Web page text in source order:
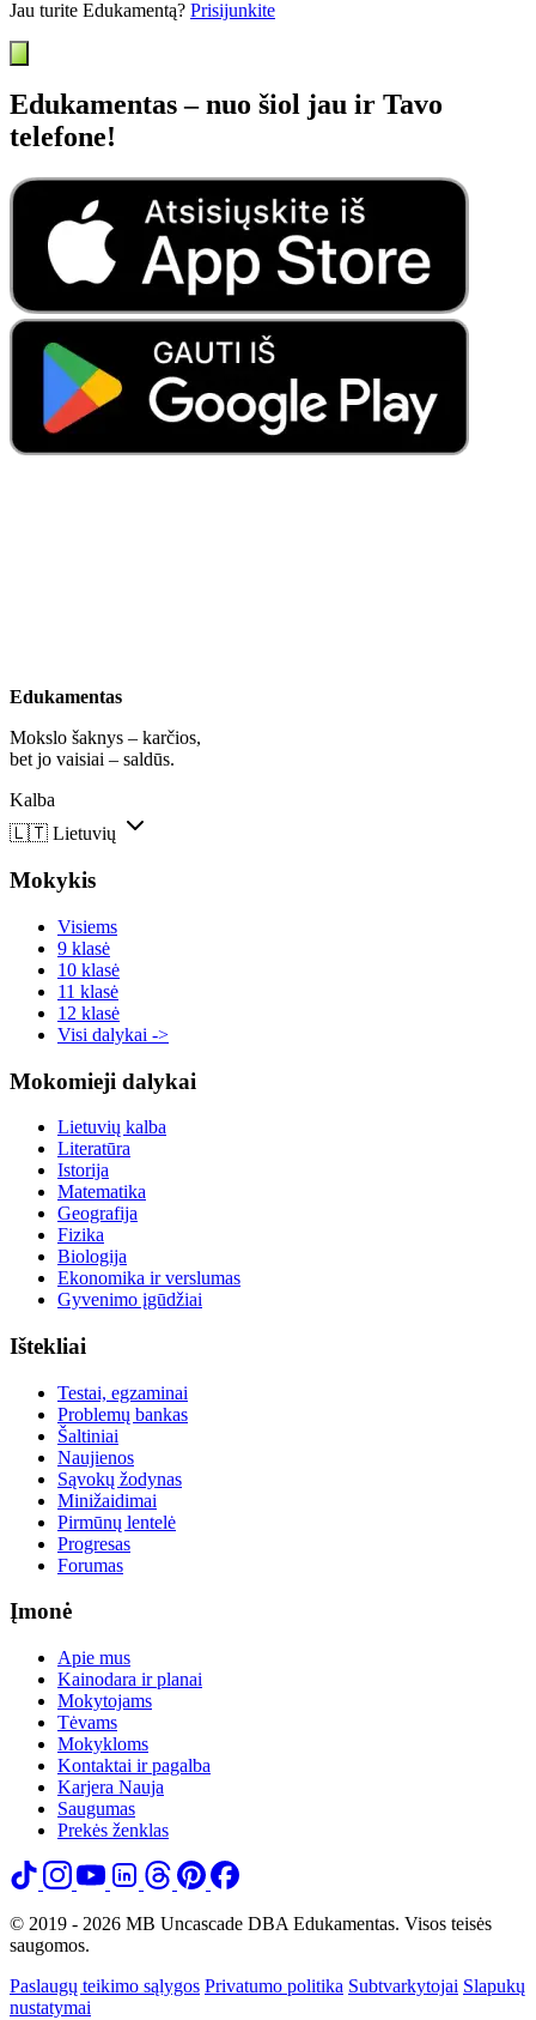
Jau turite Edukamentą? Prisijunkite
Edukamentas – nuo šiol jau ir Tavo
telefone!
Edukamentas
Mokslo šaknys – karčios,
bet jo vaisiai – saldūs.
Kalba
🇱🇹 Lietuvių
Mokykis
Visiems
9 klasė
10 klasė
11 klasė
12 klasė
Visi dalykai ->
Mokomieji dalykai
Lietuvių kalba
Literatūra
Istorija
Matematika
Geografija
Fizika
Biologija
Ekonomika ir verslumas
Gyvenimo įgūdžiai
Ištekliai
Testai, egzaminai
Problemų bankas
Šaltiniai
Naujienos
Sąvokų žodynas
Minižaidimai
Pirmūnų lentelė
Progresas
Forumas
Įmonė
Apie mus
Kainodara ir planai
Mokytojams
Tėvams
Mokykloms
Kontaktai ir pagalba
Karjera Nauja
Saugumas
Prekės ženklas
© 2019 - 2026 MB Uncascade DBA Edukamentas. Visos teisės
saugomos.
Paslaugų teikimo sąlygos Privatumo politika Subtvarkytojai Slapukų
nustatymai